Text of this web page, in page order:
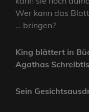
Wer kann das
… bringen?
King blättert in
Agathas
Sein